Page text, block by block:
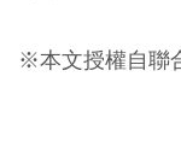
※本文授權自聯